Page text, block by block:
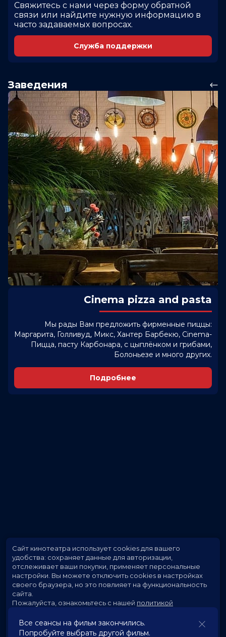
Cвяжитесь с нами через форму обратной
связи или найдите нужную информацию в
часто задаваемых вопросах.
Служба поддержки
Заведения
Cinema pizza and pasta
Мы рады Вам предложить фирменные пиццы:
Маргарита, Голливуд, Микс, Хантер Барбекю, Cinema-
Пицца, пасту Карбонара, с цыплёнком и грибами,
Болоньезе и много других.
Подробнее
Все сеансы на фильм закончились.
Попробуйте выбрать другой фильм.
Сайт кинотеатра использует cookies для вашего
удобства: сохраняет данные для авторизации,
отслеживает ваши покупки, применяет персональные
настройки. Вы можете отключить cookies в настройках
своего браузера, но это повлияет на функциональность
сайта.
Пожалуйста, ознакомьтесь с нашей политикой
Принять